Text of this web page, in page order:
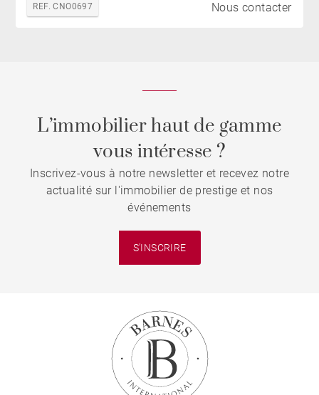
REF. CNO0697 Nous contacter
L’immobilier haut de gamme
vous intéresse ?
Inscrivez-vous à notre newsletter et recevez notre
actualité sur l'immobilier de prestige et nos
événements
S'INSCRIRE